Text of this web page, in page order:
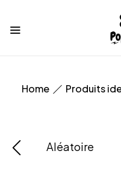
Home
Produits
Aléatoire